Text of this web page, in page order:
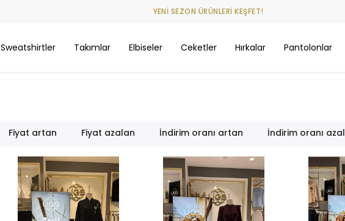
999 TL VE ÜZERİ SİPARİŞLERİNİZE KARGO BEDAVA
Sweatshirtler Takımlar Elbiseler Ceketler Hırkalar Pantolonlar
Fiyat artan Fiyat azalan İndirim oranı artan İndirim oranı